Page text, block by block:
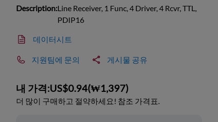
Description:Line Receiver, 1 Func, 4 Driver, 4 Rcvr, TTL,
PDIP16
데이터시트
지원팀에 문의 게시물 공유
내 가격:US$0.94(₩1,397)
더 많이 구매하고 절약하세요! 참조 가격표.